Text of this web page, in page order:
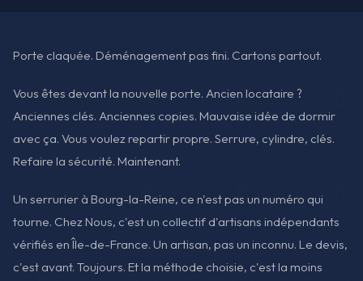
Porte claquée. Déménagement pas fini. Cartons partout.
Vous êtes devant la nouvelle porte. Ancien locataire ?
Anciennes clés. Anciennes copies. Mauvaise idée de dormir
avec ça. Vous voulez repartir propre. Serrure, cylindre, clés.
Refaire la sécurité. Maintenant.
Un serrurier à Bourg-la-Reine, ce n'est pas un numéro qui
tourne. Chez Nous, c'est un collectif d'artisans indépendants
vérifiés en Île-de-France. Un artisan, pas un inconnu. Le devis,
c'est avant. Toujours. Et la méthode choisie, c'est la moins